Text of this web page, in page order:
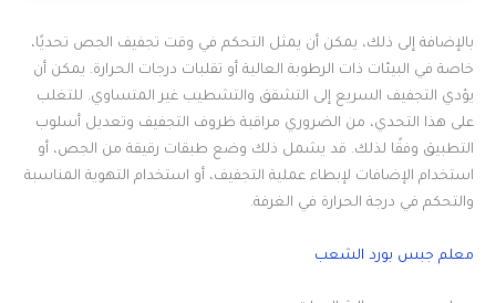
بالإضافة إلى ذلك، يمكن أن يمثل التحكم في وقت تجفيف الجص تحديًا،
خاصة في البيئات ذات الرطوبة العالية أو تقلبات درجات الحرارة. يمكن أن
يؤدي التجفيف السريع إلى التشقق والتشطيب غير المتساوي. للتغلب
على هذا التحدي، من الضروري مراقبة ظروف التجفيف وتعديل أسلوب
التطبيق وفقًا لذلك. قد يشمل ذلك وضع طبقات رقيقة من الجص، أو
استخدام الإضافات لإبطاء عملية التجفيف، أو استخدام التهوية المناسبة
والتحكم في درجة الحرارة في الغرفة.
معلم جبس بورد الشعب